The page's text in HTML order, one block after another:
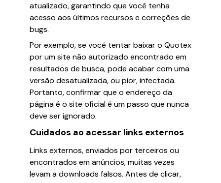
atualizado, garantindo que você tenha
acesso aos últimos recursos e correções de
bugs.
Por exemplo, se você tentar baixar o Quotex
por um site não autorizado encontrado em
resultados de busca, pode acabar com uma
versão desatualizada, ou pior, infectada.
Portanto, confirmar que o endereço da
página é o site oficial é um passo que nunca
deve ser ignorado.
Cuidados ao acessar links externos
Links externos, enviados por terceiros ou
encontrados em anúncios, muitas vezes
levam a downloads falsos. Antes de clicar,